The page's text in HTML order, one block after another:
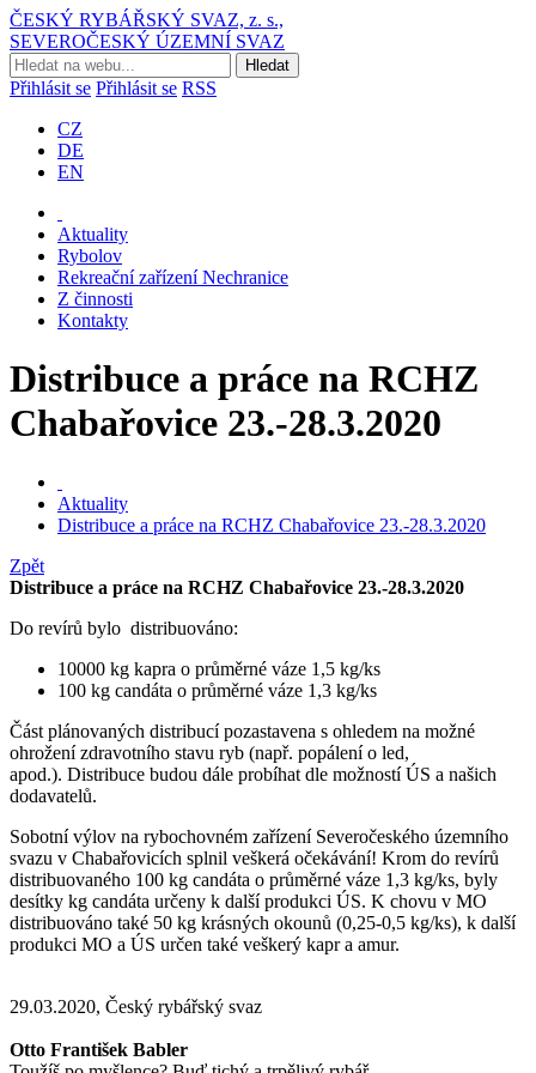
ČESKÝ RYBÁŘSKÝ SVAZ, z. s.,
SEVEROČESKÝ ÚZEMNÍ SVAZ
Přihlásit se Přihlásit se RSS
CZ
DE
EN
Aktuality
Rybolov
Rekreační zařízení Nechranice
Z činnosti
Kontakty
Distribuce a práce na RCHZ
Chabařovice 23.-28.3.2020
Aktuality
Distribuce a práce na RCHZ Chabařovice 23.-28.3.2020
Zpět
Distribuce a práce na RCHZ Chabařovice 23.-28.3.2020
Do revírů bylo distribuováno:
10000 kg kapra o průměrné váze 1,5 kg/ks
100 kg candáta o průměrné váze 1,3 kg/ks
Část plánovaných distribucí pozastavena s ohledem na možné
ohrožení zdravotního stavu ryb (např. popálení o led,
apod.). Distribuce budou dále probíhat dle možností ÚS a našich
dodavatelů.
Sobotnívýlov na rybochovném zařízení Severočeského územního
svazu v Chabařovicích splnil veškerá očekávání! Krom do revírů
distribuovaného 100 kg candáta o průměrné váze 1,3 kg/ks, byly
desítky kg candáta určeny k další produkci ÚS. K chovu v MO
distribuováno také 50 kg krásných okounů (0,25-0,5 kg/ks), k další
produkci MO a ÚS určen také veškerý kapr a amur.
29.03.2020, Český rybářský svaz
Otto František Babler